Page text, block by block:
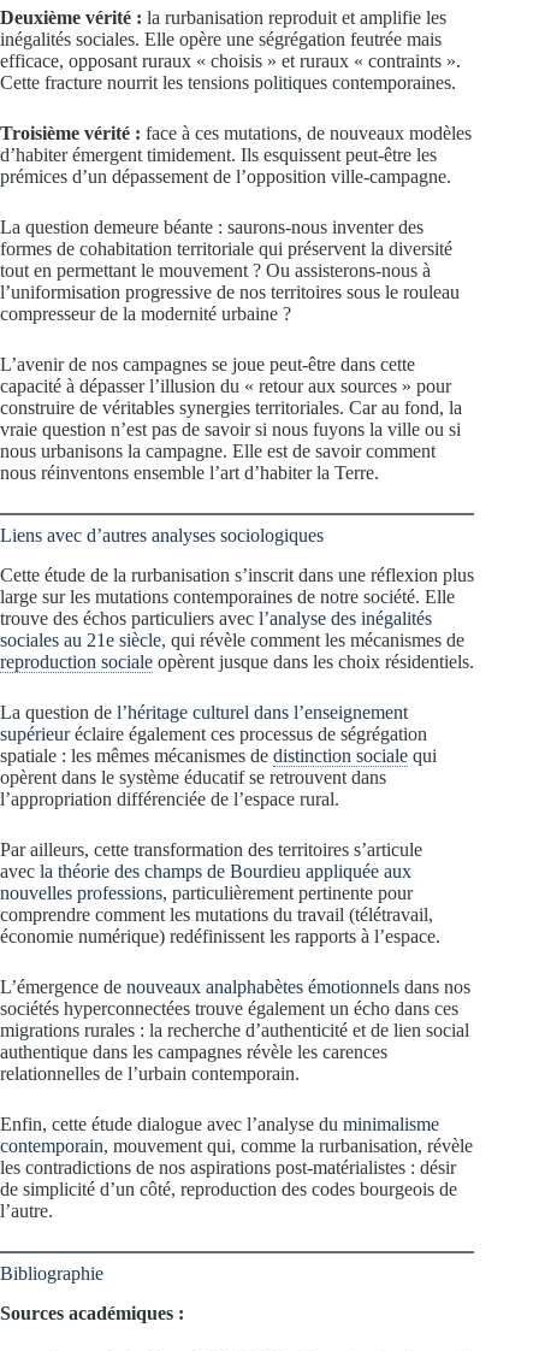
Deuxième vérité : la rurbanisation reproduit et amplifie les
inégalités sociales. Elle opère une ségrégation feutrée mais
efficace, opposant ruraux « choisis » et ruraux « contraints ».
Cette fracture nourrit les tensions politiques contemporaines.
Troisième vérité : face à ces mutations, de nouveaux modèles
d’habiter émergent timidement. Ils esquissent peut-être les
prémices d’un dépassement de l’opposition ville-campagne.
La question demeure béante : saurons-nous inventer des
formes de cohabitation territoriale qui préservent la diversité
tout en permettant le mouvement ? Ou assisterons-nous à
l’uniformisation progressive de nos territoires sous le rouleau
compresseur de la modernité urbaine ?
L’avenir de nos campagnes se joue peut-être dans cette
capacité à dépasser l’illusion du « retour aux sources » pour
construire de véritables synergies territoriales. Car au fond, la
vraie question n’est pas de savoir si nous fuyons la ville ou si
nous urbanisons la campagne. Elle est de savoir comment
nous réinventons ensemble l’art d’habiter la Terre.
Liens avec d’autres analyses sociologiques
Cette étude de la rurbanisation s’inscrit dans une réflexion plus
large sur les mutations contemporaines de notre société. Elle
trouve des échos particuliers avec l’analyse des inégalités
sociales au 21e siècle, qui révèle comment les mécanismes de
reproduction sociale opèrent jusque dans les choix résidentiels.
La question de l’héritage culturel dans l’enseignement
supérieuréclaire également ces processus de ségrégation
spatiale : les mêmes mécanismes de distinction sociale qui
opèrent dans le système éducatif se retrouvent dans
l’appropriation différenciée de l’espace rural.
Par ailleurs, cette transformation des territoires s’articule
avec la théorie des champs de Bourdieu appliquée aux
nouvelles professions, particulièrement pertinente pour
comprendre comment les mutations du travail (télétravail,
économie numérique) redéfinissent les rapports à l’espace.
L’émergence de nouveaux analphabètes émotionnels dans nos
sociétés hyperconnectées trouve également un écho dans ces
migrations rurales : la recherche d’authenticité et de lien social
authentique dans les campagnes révèle les carences
relationnelles de l’urbain contemporain.
Enfin, cette étude dialogue avec l’analyse du minimalisme
contemporain, mouvement qui, comme la rurbanisation, révèle
les contradictions de nos aspirations post-matérialistes : désir
de simplicité d’un côté, reproduction des codes bourgeois de
l’autre.
Bibliographie
Sources académiques :